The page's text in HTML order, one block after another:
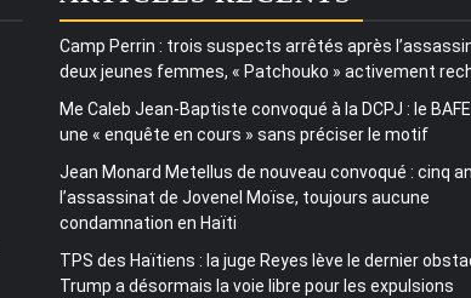
Camp Perrin : trois suspects arrêtés après
deux jeunes femmes, « Patchouko » activement
Me Caleb Jean-Baptiste convoqué à la DCPJ : le
une « enquête en cours » sans préciser le motif
Jean Monard Metellus de nouveau convoqué : cinq
l’assassinat de Jovenel Moïse, toujours aucune
condamnation en Haïti
TPS des Haïtiens : la juge Reyes lève le dernier
Trump a désormais la voie libre pour les expulsions